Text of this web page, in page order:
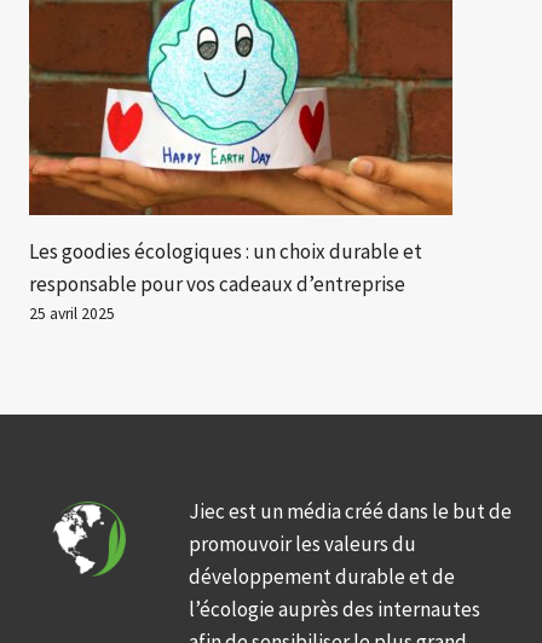
Les goodies écologiques : un choix durable et
responsable pour vos cadeaux d’entreprise
25 avril 2025
Jiec est un média créé dans le but de
promouvoir les valeurs du
développement durable et de
l’écologie auprès des internautes